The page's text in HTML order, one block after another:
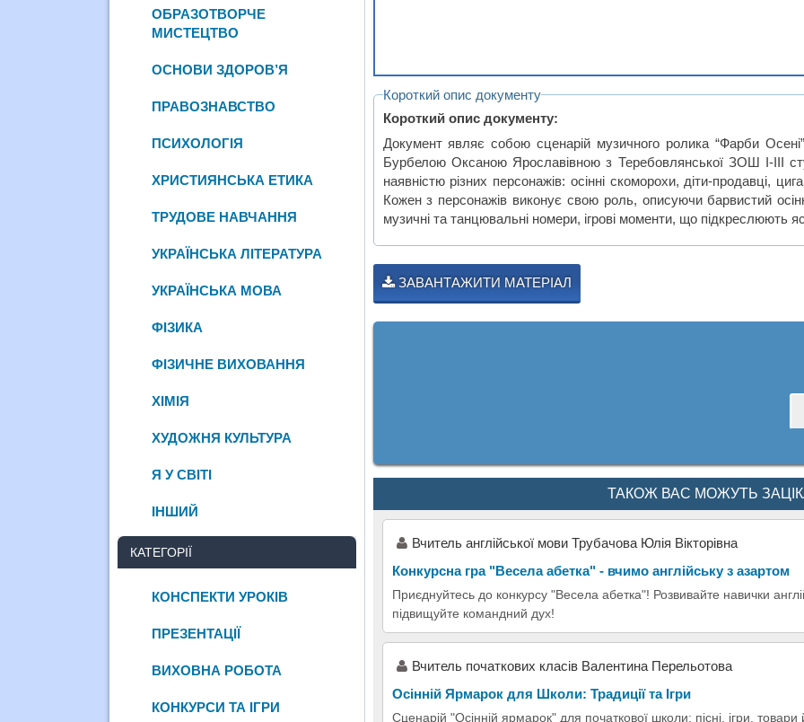
Короткий опис документу
Короткий опис документу:
Документ являє собою сценарій музичного ролика “Фарби
Бурбелою Оксаною Ярославівною з Теребовлянської ЗОШ I-III
наявністю різних персонажів: осінні скоморохи, діти-продавці,
Кожен з персонажів виконує свою роль, описуючи барвистий
музичні та танцювальні номери, ігрові моменти, що підкреслюють
ЗАВАНТАЖИТИ МАТЕРІАЛ
ТАКОЖ ВАС МОЖУТЬ
Вчитель англійської мови Трубачова Юлія Вікторівна
Конкурсна гра "Весела абетка" - вчимо англійську з азартом
Приєднуйтесь до конкурсу "Весела абетка"! Розвивайте навички
підвищуйте командний дух!
Вчитель початкових класів Валентина Перельотова
Осінній Ярмарок для Школи: Традиції та Ігри
Сценарій "Осінній ярмарок" для початкової школи: пісні, ігри,
ОБРАЗОТВОРЧЕ
МИСТЕЦТВО
ОСНОВИ ЗДОРОВ’Я
ПРАВОЗНАВСТВО
ПСИХОЛОГІЯ
ХРИСТИЯНСЬКА ЕТИКА
ТРУДОВЕ НАВЧАННЯ
УКРАЇНСЬКА ЛІТЕРАТУРА
УКРАЇНСЬКА МОВА
ФІЗИКА
ФІЗИЧНЕ ВИХОВАННЯ
ХІМІЯ
ХУДОЖНЯ КУЛЬТУРА
Я У СВІТІ
ІНШИЙ
КАТЕГОРІЇ
КОНСПЕКТИ УРОКІВ
ПРЕЗЕНТАЦІЇ
ВИХОВНА РОБОТА
КОНКУРСИ ТА ІГРИ